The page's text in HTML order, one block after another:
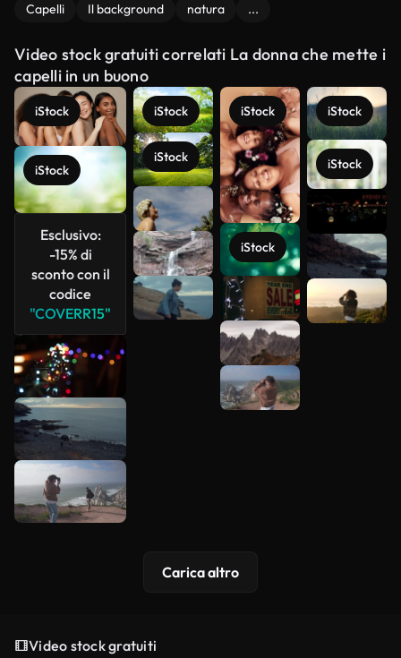
Capelli Il background natura ...
Video stock gratuiti correlati La donna che mette i
capelli in un buono
iStock
iStock
Esclusivo:
-15% di
sconto con il
codice
"COVERR15"
iStock
iStock
iStock
iStock
iStock
iStock
Scopri di
Carica altro
Video stock gratuiti